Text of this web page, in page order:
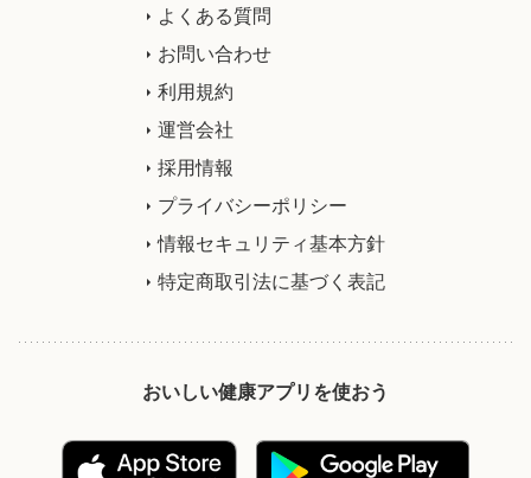
よくある質問
お問い合わせ
利用規約
運営会社
採用情報
プライバシーポリシー
情報セキュリティ基本方針
特定商取引法に基づく表記
おいしい健康アプリを使おう